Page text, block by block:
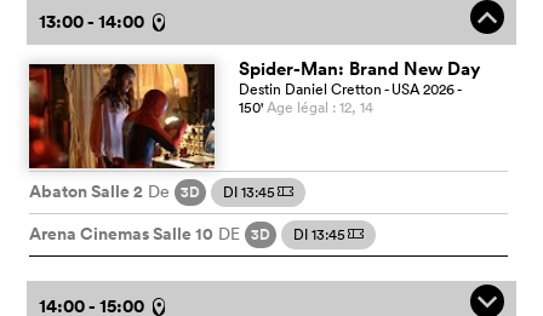
13:00 - 14:00 l o
Spider-Man: Brand New Day
Destin Daniel Cretton- USA2026-
150'Age légal : 12, 14
Abaton Salle 2 De 3D DI 13:45 m
Arena Cinemas Salle 10 DE 3D DI 13:45 m
14:00 - 15:00 l q